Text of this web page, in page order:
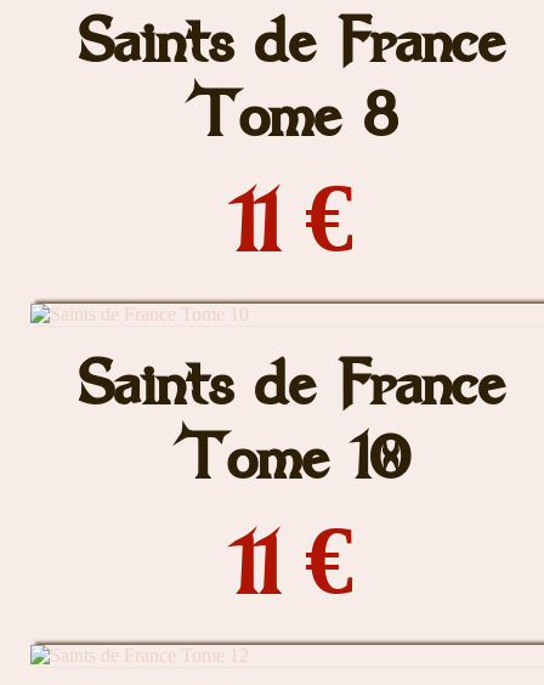
Saints de France
Tome 8
11 €
Saints de France
Tome 10
11 €